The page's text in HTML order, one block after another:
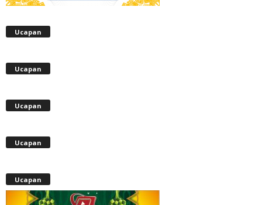
Ucapan
Ucapan
Ucapan
Ucapan
Ucapan